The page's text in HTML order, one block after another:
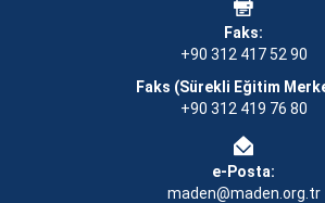
Faks:
+90 312 417 52 90
Faks (Sürekli Eğitim
+90 312 419 76 80
e-Posta:
maden@maden.org.tr